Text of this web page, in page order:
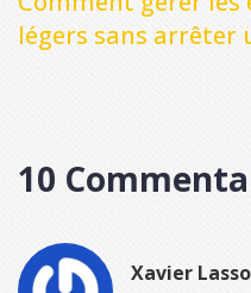
légers sans arrêter
10
Xavier Lasso